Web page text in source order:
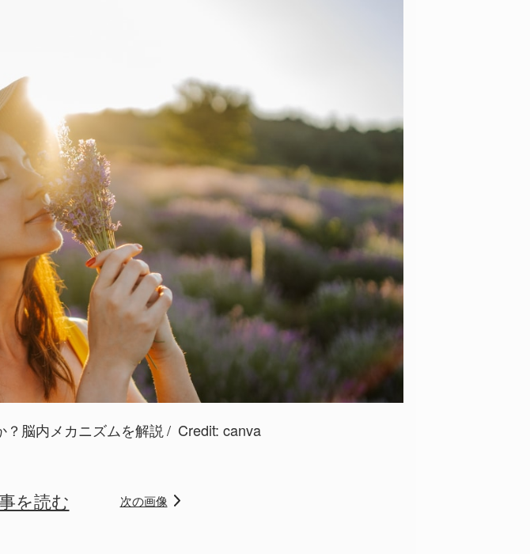
脳内メカニズムを解説 Credit: canva
を読む 次の画像